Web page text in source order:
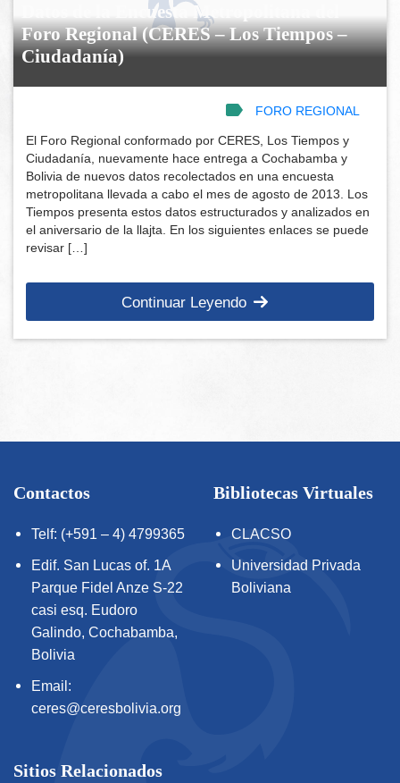
Datos de la Encuesta Metropolitana del
Foro Regional (CERES – Los Tiempos –
Ciudadanía)
FORO REGIONAL
El Foro Regional conformado por CERES, Los Tiempos y
Ciudadanía, nuevamente hace entrega a Cochabamba y
Bolivia de nuevos datos recolectados en una encuesta
metropolitana llevada a cabo el mes de agosto de 2013. Los
Tiempos presenta estos datos estructurados y analizados en
el aniversario de la llajta. En los siguientes enlaces se puede
revisar […]
Continuar Leyendo
Contactos
Telf: (+591 – 4) 4799365
Edif. San Lucas of. 1A
Parque Fidel Anze S-22
casi esq. Eudoro
Galindo, Cochabamba,
Bolivia
Email:
ceres@ceresbolivia.org
Bibliotecas Virtuales
CLACSO
Universidad Privada
Boliviana
Sitios Relacionados